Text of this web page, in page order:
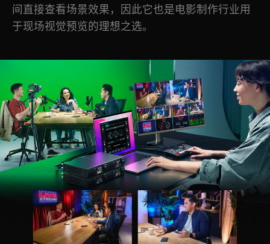
间直接查看场景效果，因此它也是电影制作行业用
于现场视觉预览的理想之选。